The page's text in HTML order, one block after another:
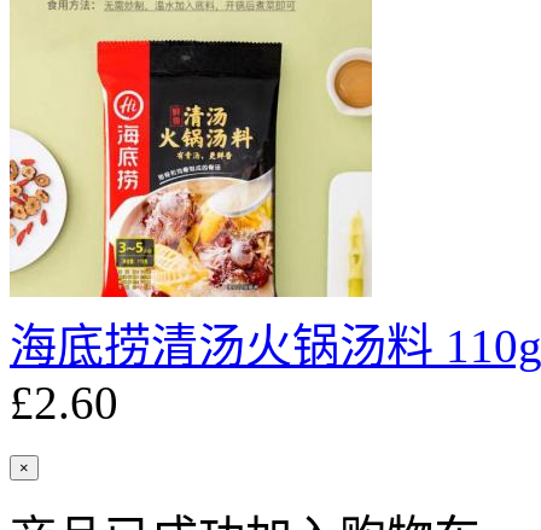
海底捞清汤火锅汤料 110g
£2.60
×